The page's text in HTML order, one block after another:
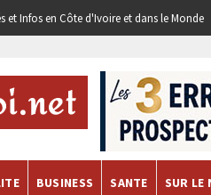
et Infos en Côte d'Ivoire et dans le Monde
BUSINESS SANTE SUR LE